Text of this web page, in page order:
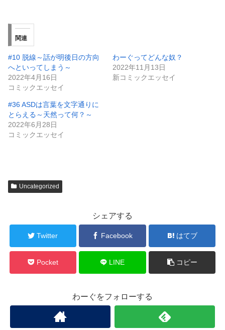
関連
#10 脱線～話が明後日の方向
へといってしまう～
2022年4月16日
コミックエッセイ
わーぐってどんな奴？
2022年11月13日
新コミックエッセイ
#36 ASDは言葉を文字通りに
とらえる～天然って何？～
2022年6月28日
コミックエッセイ
Uncategorized
シェアする
Twitter Facebook はてブ
Pocket LINE コピー
わーぐをフォローする